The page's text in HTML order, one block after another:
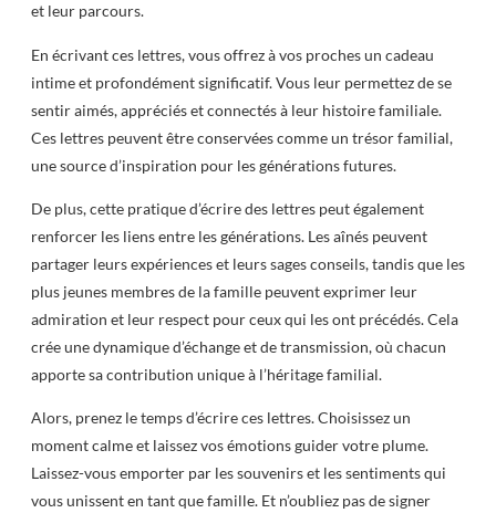
et leur parcours.
En écrivant ces lettres, vous offrez à vos proches un cadeau
intime et profondément significatif. Vous leur permettez de se
sentir aimés, appréciés et connectés à leur histoire familiale.
Ces lettres peuvent être conservées comme un trésor familial,
une source d’inspiration pour les générations futures.
De plus, cette pratique d’écrire des lettres peut également
renforcer les liens entre les générations. Les aînés peuvent
partager leurs expériences et leurs sages conseils, tandis que les
plus jeunes membres de la famille peuvent exprimer leur
admiration et leur respect pour ceux qui les ont précédés. Cela
crée une dynamique d’échange et de transmission, où chacun
apporte sa contribution unique à l’héritage familial.
Alors, prenez le temps d’écrire ces lettres. Choisissez un
moment calme et laissez vos émotions guider votre plume.
Laissez-vous emporter par les souvenirs et les sentiments qui
vous unissent en tant que famille. Et n’oubliez pas de signer